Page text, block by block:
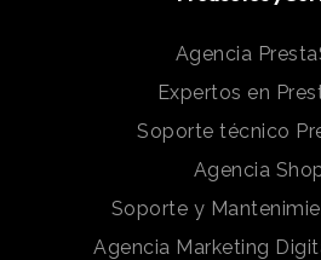
Agencia
Expertos en
Soporte técnico
Agencia
Soporte y
Agencia Marketing